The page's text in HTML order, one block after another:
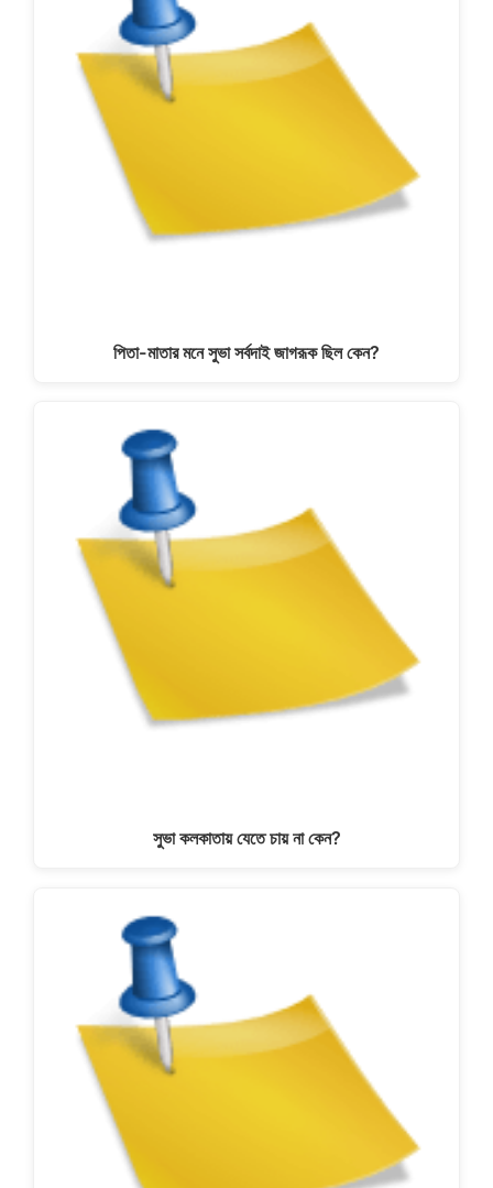
পিতা-মাতার মনে সুভা সর্বদাই জাগরূক ছিল কেন?
সুভা কলকাতায় যেতে চায় না কেন?